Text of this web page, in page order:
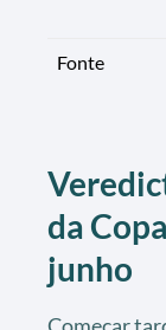
Fonte
da
junho